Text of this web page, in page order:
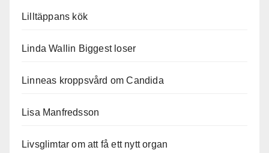
Lilltäppans kök
Linda Wallin Biggest loser
Linneas kroppsvård om Candida
Lisa Manfredsson
Livsglimtar om att få ett nytt organ